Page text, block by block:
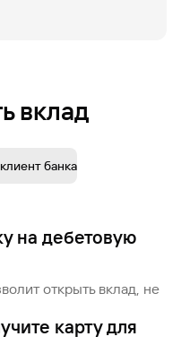
вклад
банка
на дебетовую
открыть вклад, не
карту для